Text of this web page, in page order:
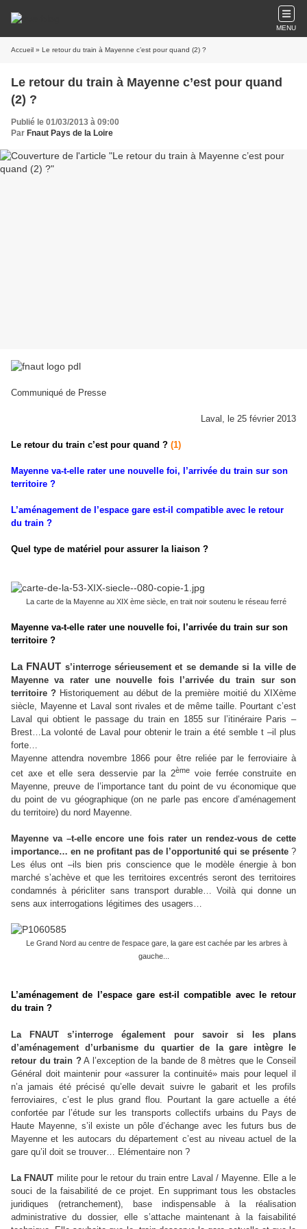
MENU
Accueil » Le retour du train à Mayenne c’est pour quand (2) ?
Le retour du train à Mayenne c’est pour quand
(2) ?
Publié le 01/03/2013 à 09:00
Par Fnaut Pays de la Loire
Communiqué de Presse
Laval, le 25 février 2013
Le retour du train c’est pour quand ? (1)
Mayenne va-t-elle rater une nouvelle foi, l’arrivée du train sur son
territoire ?
L’aménagement de l’espace gare est-il compatible avec le retour
du train ?
Quel type de matériel pour assurer la liaison ?
La carte de la Mayenne au XIX ème siècle, en trait noir soutenu le réseau ferré
Mayenne va-t-elle rater une nouvelle foi, l’arrivée du train sur son
territoire ?
La FNAUT s’interroge sérieusement et se demande si la ville de
Mayenne va rater une nouvelle fois l’arrivée du train sur son
territoire ? Historiquement au début de la première moitié du XIXème
siècle, Mayenne et Laval sont rivales et de même taille. Pourtant c’est
Laval qui obtient le passage du train en 1855 sur l’itinéraire Paris –
Brest…La volonté de Laval pour obtenir le train a été semble t –il plus
forte…
Mayenne attendra novembre 1866 pour être reliée par le ferroviaire à
cet axe et elle sera desservie par la 2ème voie ferrée construite en
Mayenne, preuve de l’importance tant du point de vu économique que
du point de vu géographique (on ne parle pas encore d’aménagement
du territoire) du nord Mayenne.
Mayenne va –t-elle encore une fois rater un rendez-vous de cette
importance… en ne profitant pas de l’opportunité qui se présente ?
Les élus ont –ils bien pris conscience que le modèle énergie à bon
marché s’achève et que les territoires excentrés seront des territoires
condamnés à péricliter sans transport durable… Voilà qui donne un
sens aux interrogations légitimes des usagers…
Le Grand Nord au centre de l'espace gare, la gare est cachée par les arbres à
gauche...
L’aménagement de l’espace gare est-il compatible avec le retour
du train ?
La FNAUT
s’interroge également pour savoir si les plans
d’aménagement d’urbanisme du quartier de la gare intègre le
retour du train ?A l’exception de la bande de 8 mètres que le Conseil
Général doit maintenir pour «assurer la continuité» mais pour lequel il
n’a jamais été précisé qu’elle devait suivre le gabarit et les profils
ferroviaires, c’est le plus grand flou. Pourtant la gare actuelle a été
confortée par l’étude sur les transports collectifs urbains du Pays de
Haute Mayenne, s’il existe un pôle d’échange avec les futurs bus de
Mayenne et les autocars du département c’est au niveau actuel de la
gare qu’il doit se trouver… Elémentaire non ?
La FNAUT milite pour le retour du train entre Laval / Mayenne. Elle a le
souci de la faisabilité de ce projet. En supprimant tous les obstacles
juridiques (retranchement), base indispensable à la réalisation
administrative du dossier, elle s’attache maintenant à la faisabilité